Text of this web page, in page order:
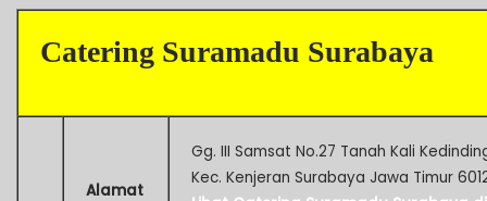
Catering Suramadu Surabaya
Alamat
Gg. III Samsat No.27 Tanah Kali
Kec. Kenjeran Surabaya Jawa Timur